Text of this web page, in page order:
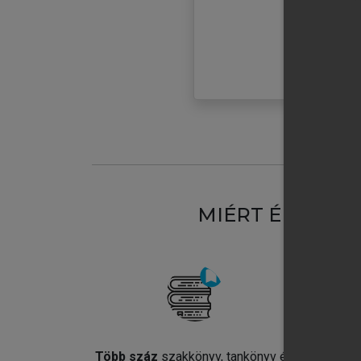
MIÉRT
Több száz szakkönyv, tankönyv és